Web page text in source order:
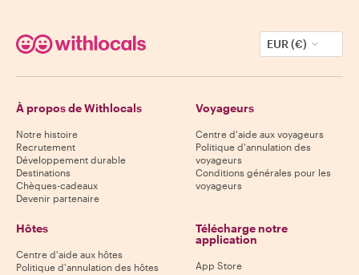
EUR (€)
À propos de Withlocals
Notre histoire
Recrutement
Développement durable
Destinations
Chèques-cadeaux
Devenir partenaire
Voyageurs
Centre d'aide aux voyageurs
Politique d'annulation des
voyageurs
Conditions générales pour les
voyageurs
Hôtes
Centre d'aide aux hôtes
Politique d'annulation des hôtes
Télécharge notre
application
App Store